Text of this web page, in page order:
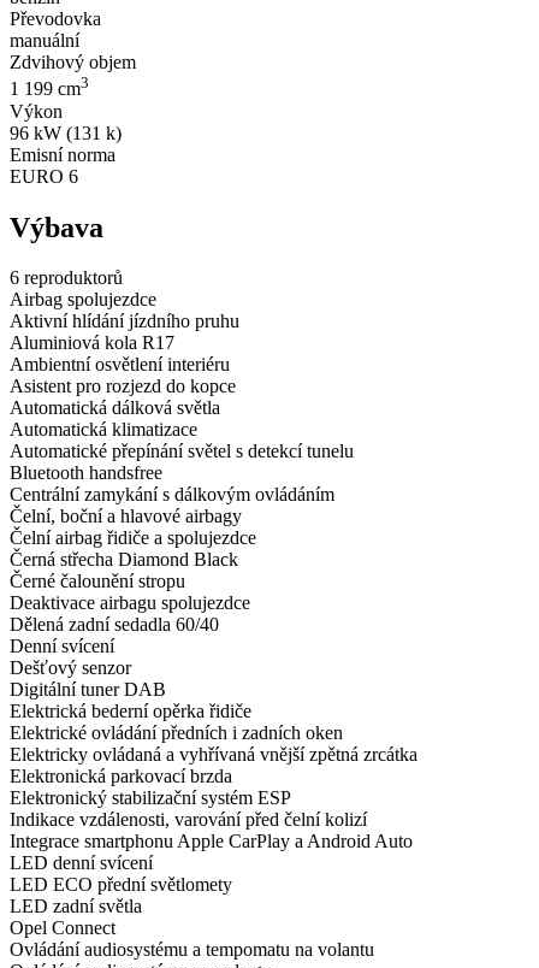
Převodovka
manuální
Zdvihový objem
1 199 cm3
Výkon
96 kW (131 k)
Emisní norma
EURO 6
Výbava
6 reproduktorů
Airbag spolujezdce
Aktivní hlídání jízdního pruhu
Aluminiová kola R17
Ambientní osvětlení interiéru
Asistent pro rozjezd do kopce
Automatická dálková světla
Automatická klimatizace
Automatické přepínání světel s detekcí tunelu
Bluetooth handsfree
Centrální zamykání s dálkovým ovládáním
Čelní, boční a hlavové airbagy
Čelní airbag řidiče a spolujezdce
Černá střecha Diamond Black
Černé čalounění stropu
Deaktivace airbagu spolujezdce
Dělená zadní sedadla 60/40
Denní svícení
Dešťový senzor
Digitální tuner DAB
Elektrická bederní opěrka řidiče
Elektrické ovládání předních i zadních oken
Elektricky ovládaná a vyhřívaná vnější zpětná zrcátka
Elektronická parkovací brzda
Elektronický stabilizační systém ESP
Indikace vzdálenosti, varování před čelní kolizí
Integrace smartphonu Apple CarPlay a Android Auto
LED denní svícení
LED ECO přední světlomety
LED zadní světla
Opel Connect
Ovládání audiosystému a tempomatu na volantu